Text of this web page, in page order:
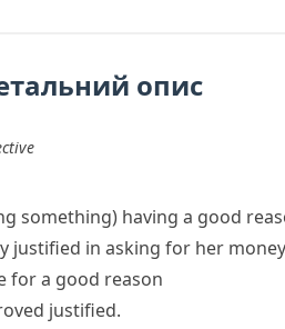
опис
something) having a good
justified in asking for her
for a good reason
justified.